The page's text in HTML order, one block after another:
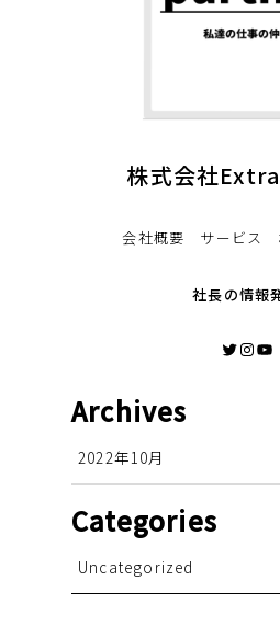
株式会社
会社概要 サービス
社長の情報
Twitter InstagramYouTube
Archives
2022年10月
Categories
Uncategorized